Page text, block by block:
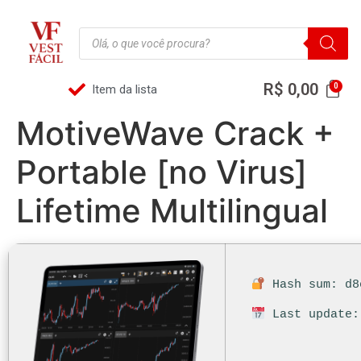
Item da lista R$ 0,00
MotiveWave Crack +
Portable [no Virus]
Lifetime Multilingual
Hash sum:
Last update: